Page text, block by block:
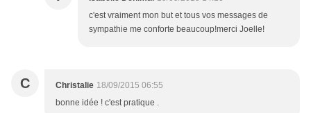
c'est vraiment mon but et tous vos messages de
sympathie me conforte beaucoup!merci Joelle!
C Christalie 18/09/2015 06:55
bonne idée ! c'est pratique .